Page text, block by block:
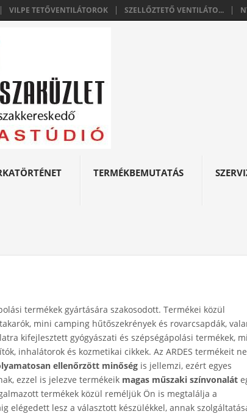
VILPE TETŐVENTILÁTOROK SZELLŐZTETŐ VENTILÁTO...
TERMÉKBEMUTATÁS
termékek gyártására szakosodott. Termékei közül
mini camping hűtőszekrények és rovarcsapdák,
kifejlesztett gyógyászati és szépségápolási termékek,
inhalátorok és kozmetikai cikkek. Az ARDES termékeit
ellenőrzött minőség is jellemzi, ezért egyes
ezzel is jelezve termékeik magas műszaki színvonalát
termékek közül reméljük Ön is megtalálja a
elégedett lesz a választott készülékkel, annak